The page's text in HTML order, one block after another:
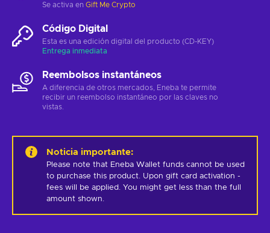
Se activa en Gift Me Crypto
Código Digital
Esta es una edición digital del producto (CD-KEY)
Entrega inmediata
Reembolsos instantáneos
A diferencia de otros mercados, Eneba te permite
recibir un reembolso instantáneo por las claves no
vistas.
Noticia importante:
Please note that Eneba Wallet funds cannot be used
to purchase this product. Upon gift card activation -
fees will be applied. You might get less than the full
amount shown.